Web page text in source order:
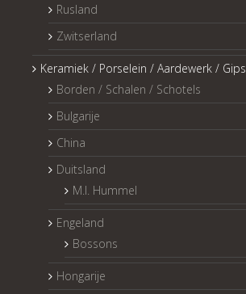
Rusland
Zwitserland
Keramiek / Porselein / Aardewerk / Gips
Borden / Schalen / Schotels
Bulgarije
China
Duitsland
M.I. Hummel
Engeland
Bossons
Hongarije